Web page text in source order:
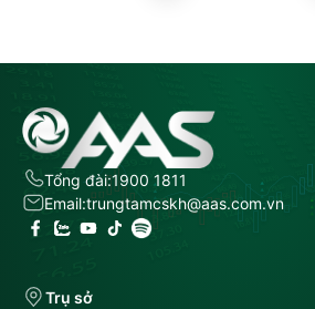
Tổng đài:1900 1811
Email:trungtamcskh@aas.com.vn
Trụ sở